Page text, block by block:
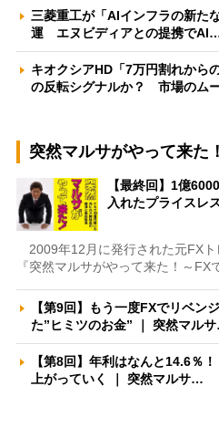
三菱重工が「AIインフラの新た
運 エヌビディアとの提携で
キオクシアHD「7万円割れから
の反転シグナルか？ 市場のム
突然マルサがやって来た！
【最終回】1億
入れたプライスレ
2009年12月に発行された元FX
『突然マルサがやって来た！～FX
【第9回】もう一度FXでリベ
た”ヒミツのお金” ｜ 突然マル
【第8回】年利はなんと14.6％
上がっていく ｜ 突然マルサ…